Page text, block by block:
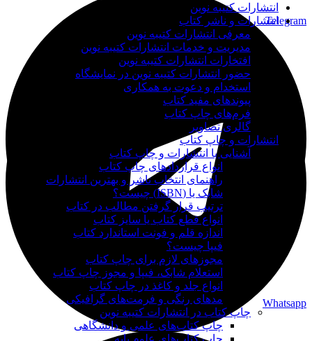
Whatsapp
Telegram
انتشارات کتیبه نوین
انتشارات و ناشر کتاب
معرفی انتشارات کتیبه نوین
مدیریت و خدمات انتشارات کتیبه نوین
افتخارات انتشارات کتیبه نوین
حضور انتشارات کتیبه نوین در نمایشگاه‌
استخدام و دعوت به همکاری
پیوندهای مفید کتاب
فرم‌های چاپ کتاب
گالری تصاویر
انتشارات و چاپ کتاب
آشنایی با انتشارات و چاپ کتاب
انواع قراردادهای چاپ کتاب
راهنمای انتخاب ناشر و بهترین انتشارات
شابک یا (ISBN) چیست؟
ترتیب قرار گرفتن مطالب در کتاب
انواع قطع کتاب یا سایز کتاب
اندازه قلم و فونت استاندارد کتاب
فیپا چیست؟
مجوزهای لازم برای چاپ کتاب
استعلام شابک، فیپا و مجوز چاپ کتاب
انواع جلد و کاغذ در چاپ کتاب
مدهای رنگی و فرمت‌های گرافیکی
چاپ کتاب در انتشارات کتیبه نوین
چاپ کتاب‌های علمی و دانشگاهی
چاپ کتاب‌های علوم پایه